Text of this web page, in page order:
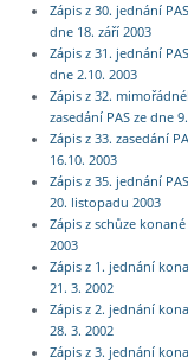
Zápis z 30. jednání
dne 18. září 2003
Zápis z 31. jednání
dne 2.10. 2003
Zápis z 32.
zasedání PAS ze dne
Zápis z 33. zasedání
16.10. 2003
Zápis z 35. jednání
20. listopadu 2003
Zápis z schůze
2003
Zápis z 1. jednání
21. 3. 2002
Zápis z 2. jednání
28. 3. 2002
Zápis z 3. jednání